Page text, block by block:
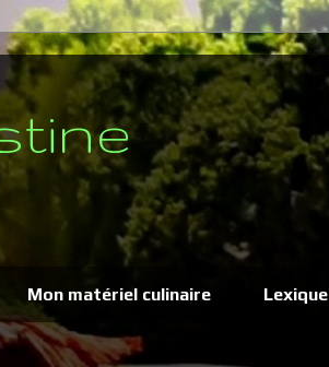
Mon matériel culinaire Lexique